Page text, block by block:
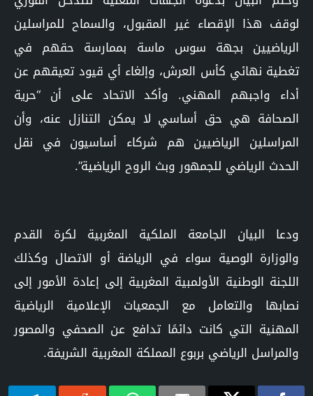
لوقف هذا الإقصاء غير المقبول، والسماح للمراسلين
الرياضيين بجهة سوس ماسة بممارسة حقهم في
تغطية نهائي كأس العرش، وإلغاء أي قيود تعيقهم عن
أداء واجبهم المهني. وأكد الاتحاد على أن “حرية
الصحافة هي حق أساسي لا يمكن التنازل عنه، وأن
المراسلين الرياضيين هم شركاء أساسيون في نقل
الحدث الرياضي للجمهور وبث الروح الرياضية”.
ودعا البيان الجامعة الملكية المغربية لكرة القدم
والوزارة الوصية سواء في الرياضة أو الاتصال وكذلك
اللجنة الوطنية الأولمبية المغربية إلى إعادة الأمور إلى
نصابها والتعامل مع الجمعيات الإعلامية الرياضية
المهنية التي كانت دائمًا تدافع عن الصحفي والمصور
والمراسل الرياضي بربوع المملكة المغربية الشريفة.